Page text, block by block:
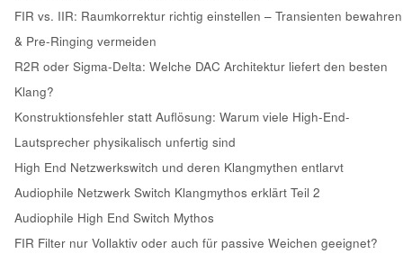
FIR vs. IIR: Raumkorrektur richtig einstellen – Transienten bewahren
& Pre-Ringing vermeiden
R2R oder Sigma-Delta: Welche DAC Architektur liefert den besten
Klang?
Konstruktionsfehler statt Auflösung: Warum viele High-End-
Lautsprecher physikalisch unfertig sind
High End Netzwerkswitch und deren Klangmythen entlarvt
Audiophile Netzwerk Switch Klangmythos erklärt Teil 2
Audiophile High End Switch Mythos
FIR Filter nur Vollaktiv oder auch für passive Weichen geeignet?